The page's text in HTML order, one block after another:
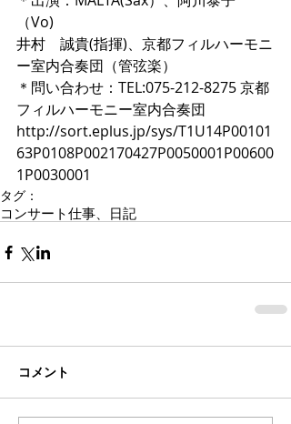
（Vo)
井村　誠貴(指揮)、京都フィルハーモニ
ー室内合奏団（管弦楽）
＊問い合わせ：TEL:075-212-8275 京都
フィルハーモニー室内合奏団
http://sort.eplus.jp/sys/T1U14P00101
63P0108P002170427P0050001P00600
1P0030001
タグ：
コンサート仕事、日記
コメント